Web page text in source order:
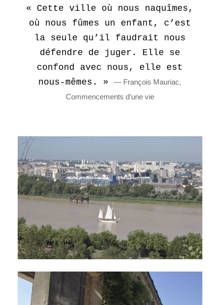
« Cette ville où nous naquîmes,
où nous fûmes un enfant, c’est
la seule qu’il faudrait nous
défendre de juger. Elle se
confond avec nous, elle est
nous-mêmes. »
François Mauriac,
Commencements d’une vie